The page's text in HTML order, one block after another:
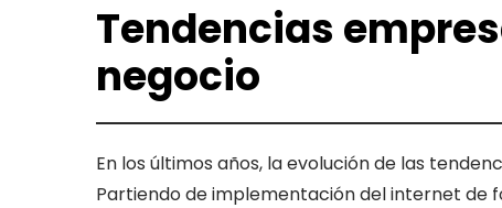
Tendencias
negocio
En los últimos años, la evolución de las
Partiendo de implementación del internet de